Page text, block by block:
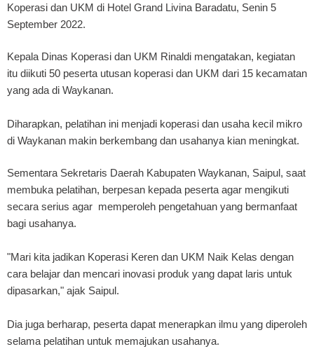
Koperasi dan UKM di Hotel Grand Livina Baradatu, Senin 5
September 2022.
Kepala Dinas Koperasi dan UKM Rinaldi mengatakan, kegiatan
itu diikuti 50 peserta utusan koperasi dan UKM dari 15 kecamatan
yang ada di Waykanan.
Diharapkan, pelatihan ini menjadi koperasi dan usaha kecil mikro
di Waykanan makin berkembang dan usahanya kian meningkat.
Sementara Sekretaris Daerah Kabupaten Waykanan, Saipul, saat
membuka pelatihan, berpesan kepada peserta agar mengikuti
secara serius agar memperoleh pengetahuan yang bermanfaat
bagi usahanya.
"Mari kita jadikan Koperasi Keren dan UKM Naik Kelas dengan
cara belajar dan mencari inovasi produk yang dapat laris untuk
dipasarkan," ajak Saipul.
Dia juga berharap, peserta dapat menerapkan ilmu yang diperoleh
selama pelatihan untuk memajukan usahanya.